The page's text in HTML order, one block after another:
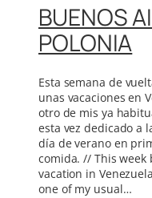
BUENOS
POLONIA
Esta semana de
unas vacaciones en
otro de mis ya
esta vez dedicado a
día de verano en
comida. // This week
vacation in
one of my usual…